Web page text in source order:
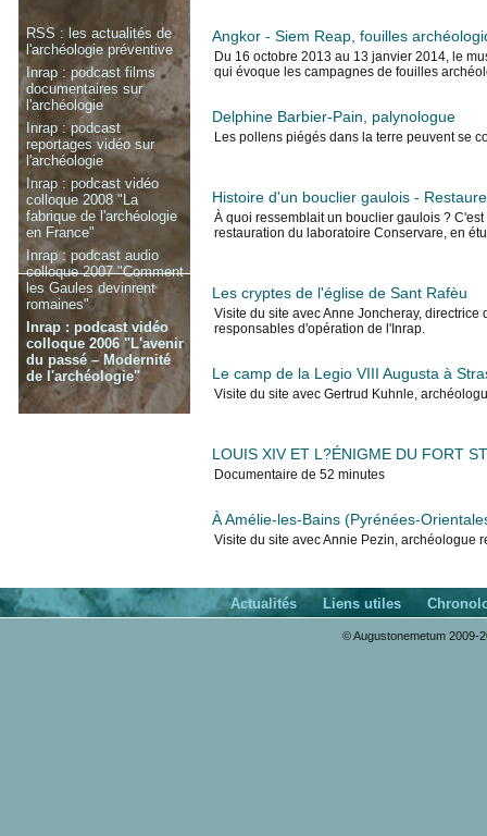
Angkor - Siem Reap, fouilles
Du 16 octobre 2013 au 13 janvier 2014, le
qui évoque les campagnes de fouilles
Delphine Barbier-Pain, palynologue
Les pollens piégés dans la terre peuvent se
Histoire d'un bouclier gaulois -
À quoi ressemblait un bouclier gaulois ?
restauration du laboratoire Conservare, en
Les cryptes de l'église de Sant Rafèu
Visite du site avec Anne Joncheray,
responsables d'opération de l'Inrap.
Le camp de la Legio VIII Augusta à
Visite du site avec Gertrud Kuhnle,
LOUIS XIV ET L?ÉNIGME DU FORT
Documentaire de 52 minutes
À Amélie-les-Bains (Pyrénées-
Visite du site avec Annie Pezin, archéologue
RSS : les actualités de
l'archéologie préventive
Inrap : podcast films
documentaires sur
l'archéologie
Inrap : podcast
reportages vidéo sur
l'archéologie
Inrap : podcast vidéo
colloque 2008 "La
fabrique de l'archéologie
en France"
Inrap : podcast audio
colloque 2007 "Comment
les Gaules devinrent
romaines"
Inrap : podcast vidéo
colloque 2006 "L'avenir
du passé – Modernité
de l'archéologie"
Actualités Liens utiles
© Augustonemetum 2009-